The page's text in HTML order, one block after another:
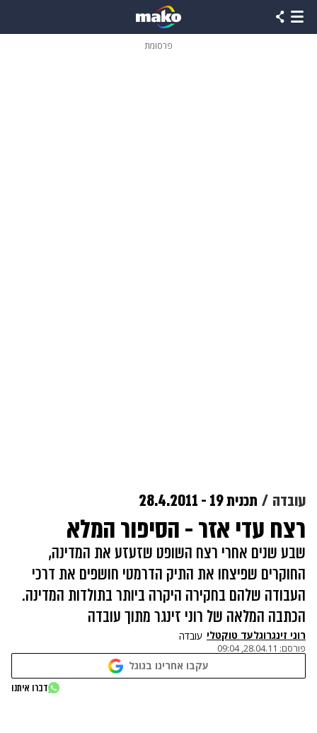
פרסומת
עובדה תכנית 19 - 28.4.2011
רצח עדי אזר - הסיפור המלא
שבע שנים אחרי רצח השופט שזעזע את המדינה,
החוקרים שפיצחו את התיק הדרמטי חושפים את דרכי
העבודה שלהם בחקירה היקרה ביותר בתולדות המדינה.
הכתבה המלאה של רוני זינגר מתוך עובדה
רוני זינגרוגלעד טוקטלי עובדה
פורסם: 28.04.11, 09:04
עקבו אחרינו בגוגל
נתקלנו בבעיה
דברו איתנו